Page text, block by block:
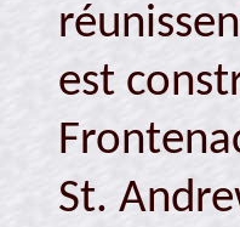
est
St.